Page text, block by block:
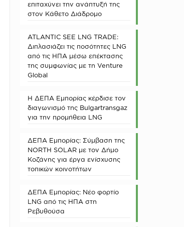
επιταχύνει την ανάπτυξή της
στον Κάθετο Διάδρομο
ATLANTIC SEE LNG TRADE:
Διπλασιάζει τις ποσότητες LNG
από τις ΗΠΑ μέσω επέκτασης
της συμφωνίας με τη Venture
Global
Η ΔΕΠΑ Εμπορίας κέρδισε τον
διαγωνισμό της Bulgartransgaz
για την προμήθεια LNG
ΔΕΠΑ Εμπορίας: Σύμβαση της
NORTH SOLAR με τον Δήμο
Κοζάνης για έργα ενίσχυσης
τοπικών κοινοτήτων
ΔΕΠΑ Εμπορίας: Νέο φορτίο
LNG από τις ΗΠΑ στη
Ρεβυθούσα